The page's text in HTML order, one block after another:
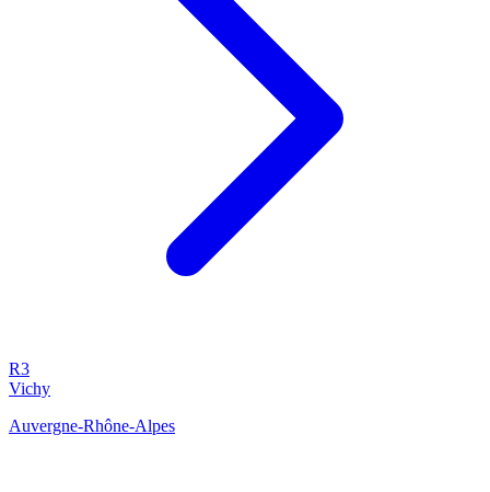
R3
Vichy
Auvergne-Rhône-Alpes